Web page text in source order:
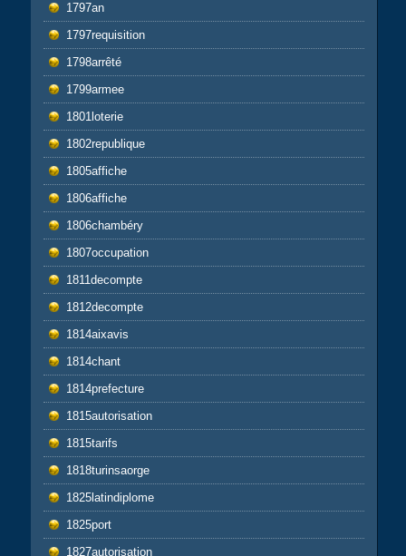
1797an
1797requisition
1798arrêté
1799armee
1801loterie
1802republique
1805affiche
1806affiche
1806chambéry
1807occupation
1811decompte
1812decompte
1814aixavis
1814chant
1814prefecture
1815autorisation
1815tarifs
1818turinsaorge
1825latindiplome
1825port
1827autorisation